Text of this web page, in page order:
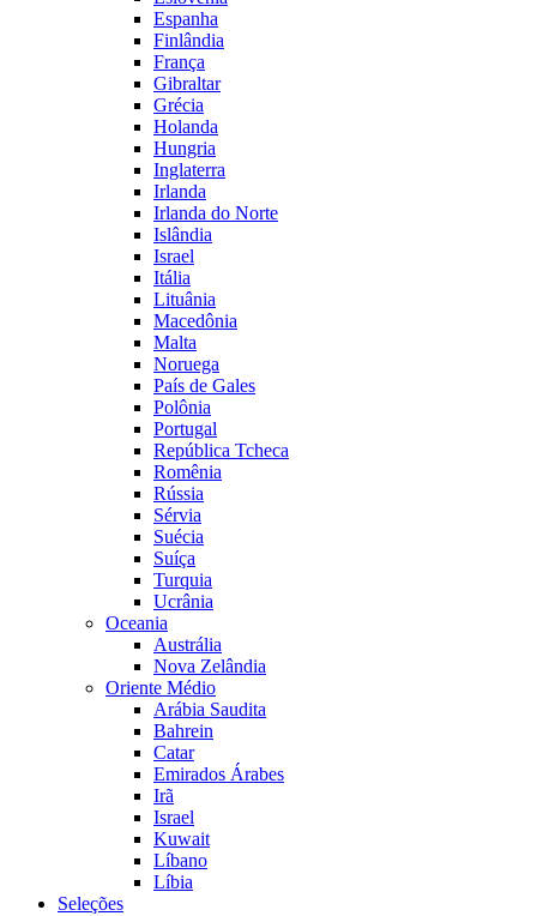
Espanha
Finlândia
França
Gibraltar
Grécia
Holanda
Hungria
Inglaterra
Irlanda
Irlanda do Norte
Islândia
Israel
Itália
Lituânia
Macedônia
Malta
Noruega
País de Gales
Polônia
Portugal
República Tcheca
Romênia
Rússia
Sérvia
Suécia
Suíça
Turquia
Ucrânia
Oceania
Austrália
Nova Zelândia
Oriente Médio
Arábia Saudita
Bahrein
Catar
Emirados Árabes
Irã
Israel
Kuwait
Líbano
Líbia
Seleções